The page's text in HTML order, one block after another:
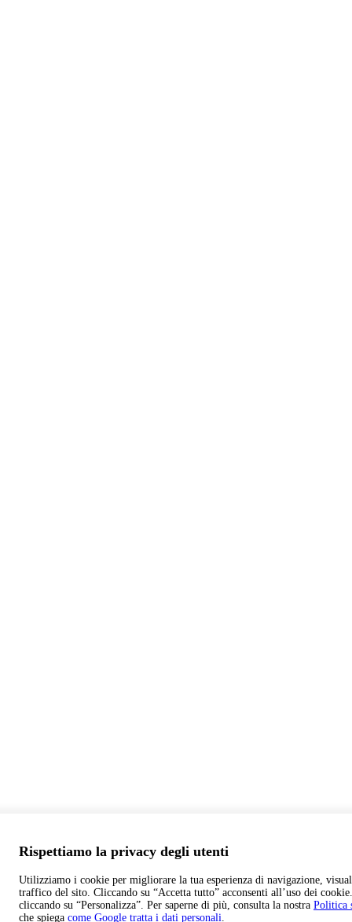
Rispettiamo la privacy degli utenti
Utilizziamo i cookie per migliorare la tua esperienza di navigazione,
traffico del sito. Cliccando su “Accetta tutto” acconsenti all’uso dei
cliccando su “Personalizza”. Per saperne di più, consulta la nostra Politica
che spiega come Google tratta i dati personali.